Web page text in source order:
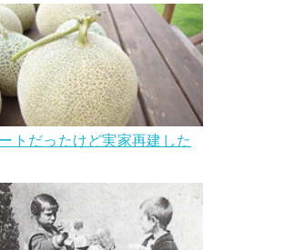
ートだったけど実家再建した